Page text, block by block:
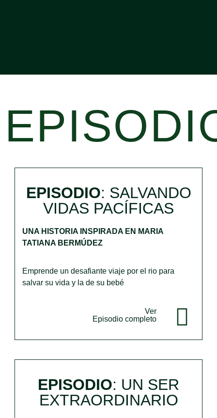
EPISODIO: SALVANDO
VIDAS PACÍFICAS
UNA HISTORIA INSPIRADA EN MARIA
TATIANA BERMÚDEZ
Emprende un desafiante viaje por el rio para
salvar su vida y la de su bebé
Ver
Episodio completo
EPISODIO: UN SER
EXTRAORDINARIO